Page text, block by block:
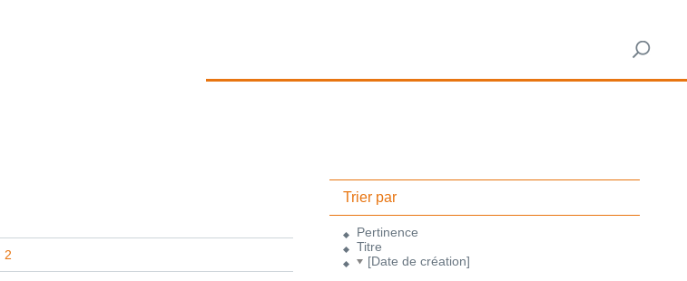
2
Trier par
Pertinence
Titre
[Date de création]